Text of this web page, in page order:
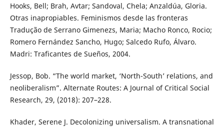
Hooks, Bell; Brah, Avtar; Sandoval, Chela; Anzaldúa, Gloria.
Otras inapropiables. Feminismos desde las fronteras
Tradução de Serrano Gimenezs, Maria; Macho Ronco, Rocio;
Romero Fernández Sancho, Hugo; Salcedo Rufo, Álvaro.
Madri: Traficantes de Sueños, 2004.
Jessop, Bob. “The world market, ‘North-South’ relations, and
neoliberalism”. Alternate Routes: A Journal of Critical Social
Research, 29, (2018): 207–228.
Khader, Serene J. Decolonizing universalism. A transnational